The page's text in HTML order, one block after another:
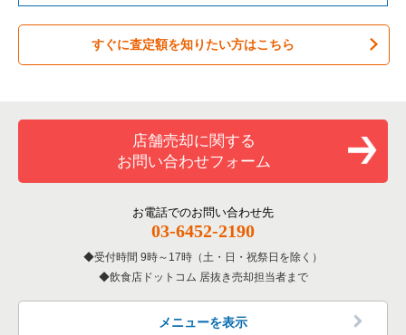
バーの居抜き売却物件の案件一覧
居酒屋・ダイニングバーの居抜き売却物件の案件一覧
洋食の居抜き売却物件の案件一覧
その他の居抜き売却物件の案件一覧
台東区の飲食店の居抜き売却物件の案件一覧
練馬区の飲食店の居抜き売却物件の案件一覧
北区の飲食店の居抜き売却物件の案件一覧
江戸川区の飲食店の居抜き売却物件の案件一覧
墨田区の飲食店の居抜き売却物件の案件一覧
品川区の飲食店の居抜き売却物件の案件一覧
東京23区のテイクアウトの居抜き売却物件の案件一覧
東京23区のお弁当・惣菜・デリの居抜き売却物件の案件一覧
東京23区のバーの居抜き売却物件の案件一覧
東京23区の居酒屋・ダイニングバーの居抜き売却物件の案件一
東京23区の専門料理の居抜き売却物件の案件一覧
東京23区の和食の居抜き売却物件の案件一覧
東京23区の洋食の居抜き売却物件の案件一覧
中央区のカフェの居抜き売却物件の案件一覧
中央区のお弁当・惣菜・デリの居抜き売却物件の案件一覧
中央区のバーの居抜き売却物件の案件一覧
中央区の居酒屋・ダイニングバーの居抜き売却物件の案件一覧
中央区の専門料理の居抜き売却物件の案件一覧
中央区の和食の居抜き売却物件の案件一覧
中央区の洋食の居抜き売却物件の案件一覧
すぐに査定額を知りたい方はこちら
店舗売却に関する
お問い合わせフォーム
お電話でのお問い合わせ先
03-6452-2190
受付時間 9時～17時（土・日・祝祭日を除く）
飲食店ドットコム 居抜き売却担当者まで
メニューを表示